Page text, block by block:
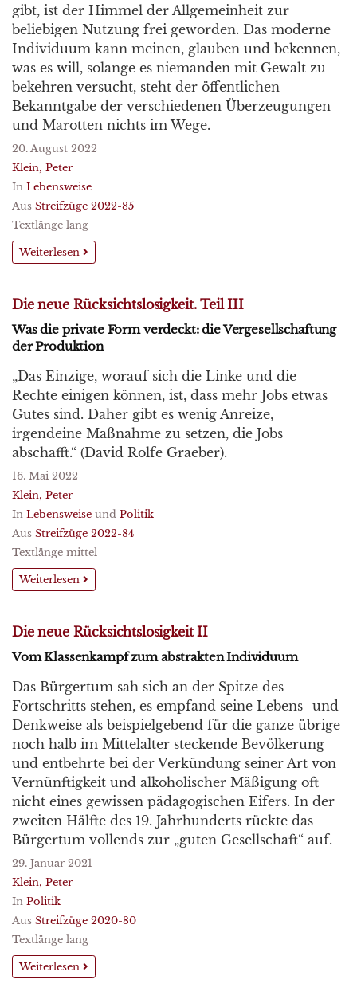
gibt, ist der Himmel der Allgemeinheit zur
beliebigen Nutzung frei geworden. Das moderne
Individuum kann meinen, glauben und bekennen,
was es will, solange es niemanden mit Gewalt zu
bekehren versucht, steht der öffentlichen
Bekanntgabe der verschiedenen Überzeugungen
und Marotten nichts im Wege.
20. August 2022
Klein, Peter
In Lebensweise
Aus Streifzüge 2022-85
Textlänge lang
Weiterlesen
Die neue Rücksichtslosigkeit. Teil III
Was die private Form verdeckt: die Vergesellschaftung
der Produktion
„Das Einzige, worauf sich die Linke und die
Rechte einigen können, ist, dass mehr Jobs etwas
Gutes sind. Daher gibt es wenig Anreize,
irgendeine Maßnahme zu setzen, die Jobs
abschafft.“ (David Rolfe Graeber).
16. Mai 2022
Klein, Peter
In Lebensweise und Politik
Aus Streifzüge 2022-84
Textlänge mittel
Weiterlesen
Die neue Rücksichtslosigkeit II
Vom Klassenkampf zum abstrakten Individuum
Das Bürgertum sah sich an der Spitze des
Fortschritts stehen, es empfand seine Lebens- und
Denkweise als beispielgebend für die ganze übrige
noch halb im Mittelalter steckende Bevölkerung
und entbehrte bei der Verkündung seiner Art von
Vernünftigkeit und alkoholischer Mäßigung oft
nicht eines gewissen pädagogischen Eifers. In der
zweiten Hälfte des 19. Jahrhunderts rückte das
Bürgertum vollends zur „guten Gesellschaft“ auf.
29. Januar 2021
Klein, Peter
In Politik
Aus Streifzüge 2020-80
Textlänge lang
Weiterlesen